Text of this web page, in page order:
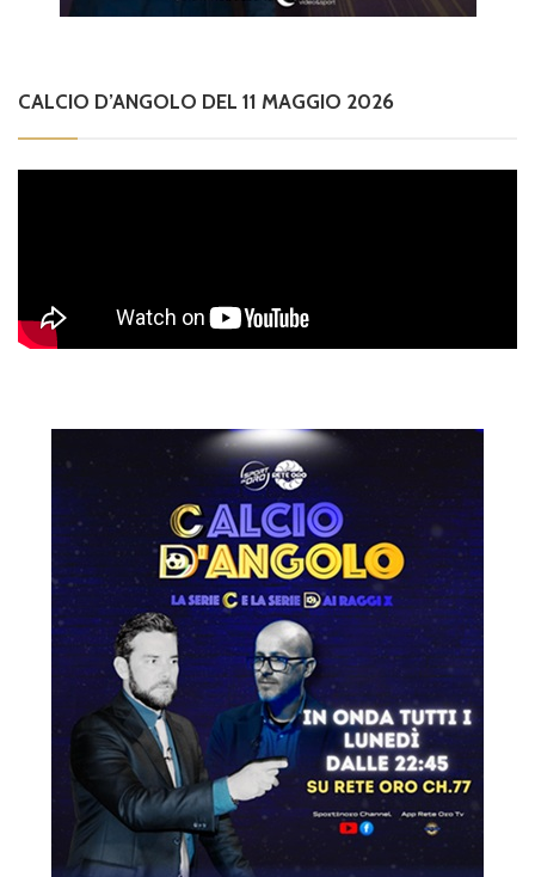
CALCIO D’ANGOLO DEL 11 MAGGIO 2026